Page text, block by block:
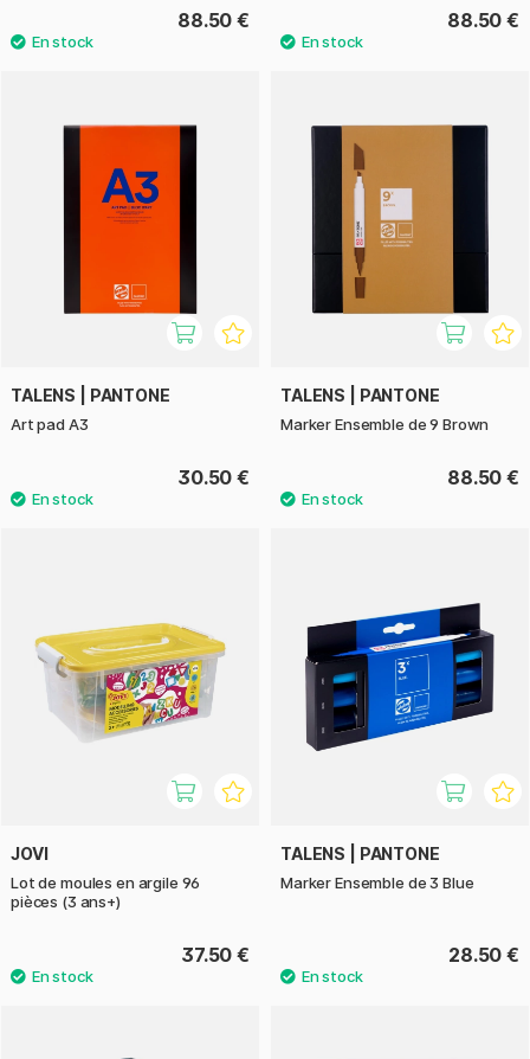
88.50 € 88.50 €
TALENS | PANTONE
Art pad A3
30.50 €
TALENS | PANTONE
Marker Ensemble de 9 Brown
88.50 €
JOVI
Lot de moules en argile 96
pièces (3 ans+)
37.50 €
TALENS | PANTONE
Marker Ensemble de 3 Blue
28.50 €